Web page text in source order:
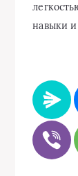
навыки и